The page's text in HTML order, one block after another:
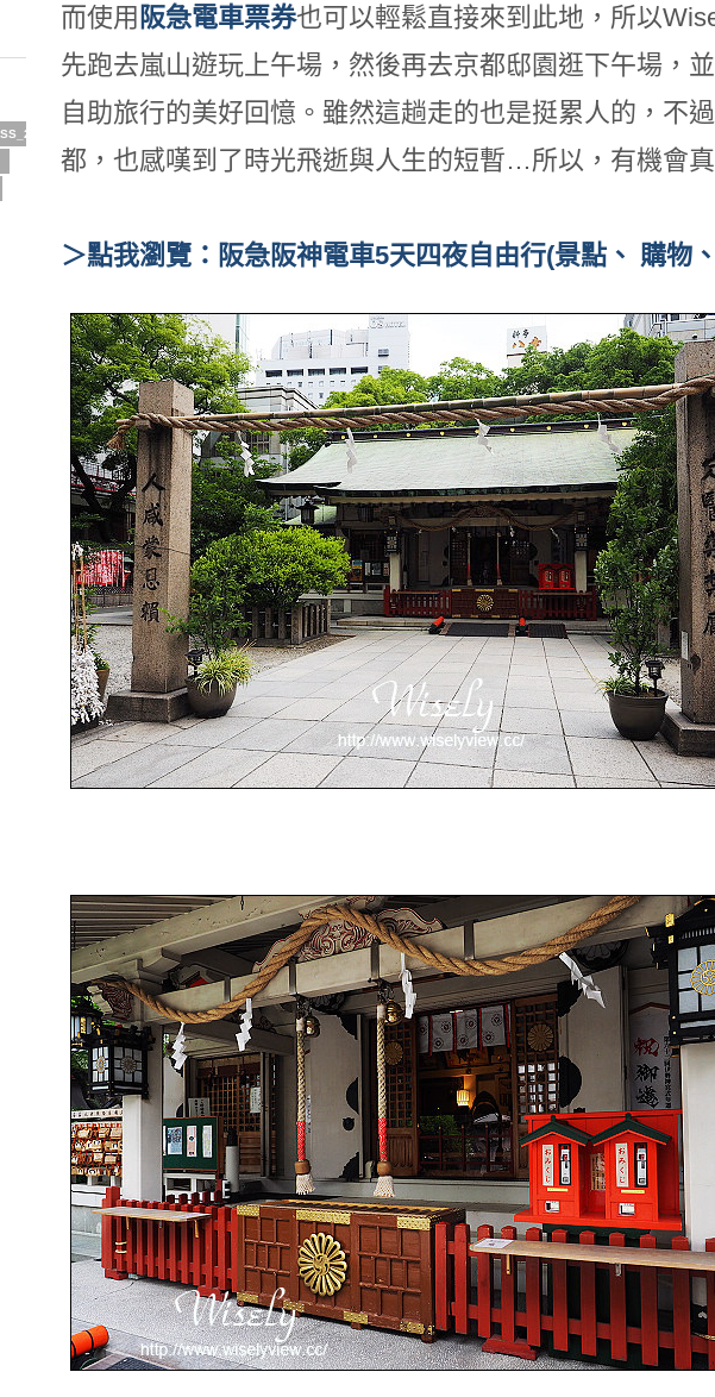
而使用 阪急電車票券也可以輕鬆直接來到此地，所以
先跑去嵐山遊玩上午場，然後再去京都邸園逛下午場，
自助旅行的美好回憶。雖然這趟走的也是挺累人的，不
都，也感嘆到了時光飛逝與人生的短暫…所以，有機會
＞點我瀏覽：阪急阪神電車5天四夜自由行(景點、 購物